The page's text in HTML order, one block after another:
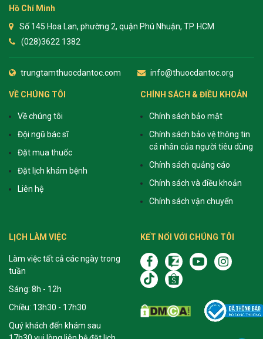
Hồ Chí Minh
Số 145 Hoa Lan, phường 2, quận Phú Nhuận, TP. HCM
(028)3622 1382
trungtamthuocdantoc.com info@thuocdantoc.org
VỀ CHÚNG TÔI
Về chúng tôi
Đội ngũ bác sĩ
Đặt mua thuốc
Đặt lịch khám bệnh
Liên hệ
CHÍNH SÁCH & ĐIỀU KHOẢN
Chính sách bảo mật
Chính sách bảo vệ thông tin
cá nhân của người tiêu dùng
Chính sách quảng cáo
Chính sách và điều khoản
Chính sách vận chuyển
LỊCH LÀM VIỆC
Làm việc tất cả các ngày trong
tuần
Sáng: 8h - 12h
Chiều: 13h30 - 17h30
Quý khách đến khám sau
KẾT NỐI VỚI CHÚNG TÔI